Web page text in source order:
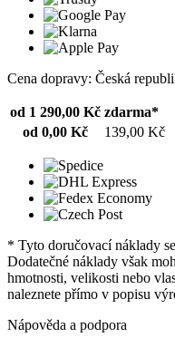
Cena dopravy: Česká
od 1 290,00 Kč zdarma*
od 0,00 Kč
139,00 Kč
* Tyto doručovací náklady
Dodatečné náklady však
hmotnosti, velikosti nebo
naleznete přímo v popisu
Nápověda a podpora